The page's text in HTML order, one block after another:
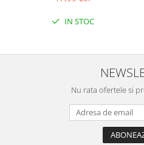
IN STOC
Nu rata ofertele si